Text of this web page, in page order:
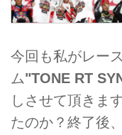
今回も私がレー
ム"TONE RT
しさせて頂きま
たのか？終了後